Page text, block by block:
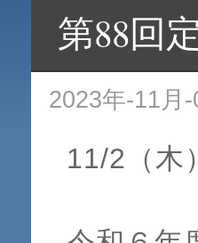
第88回
2023年-11月
11/2（木